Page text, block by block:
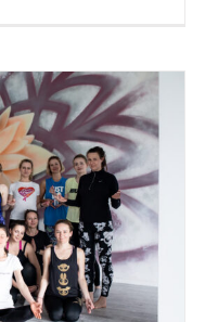
na Twój